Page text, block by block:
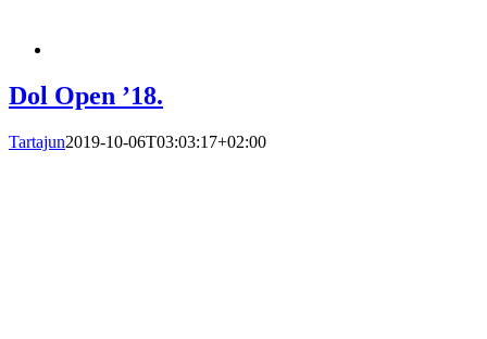
Dol Open ’18.
Tartajun2019-10-06T03:03:17+02:00